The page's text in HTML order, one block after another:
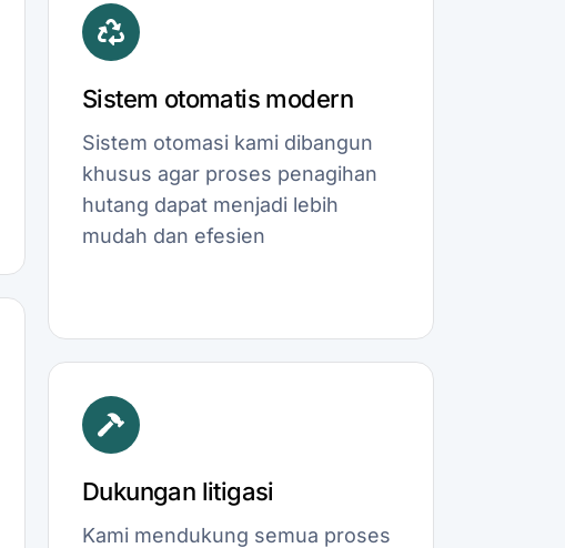
Sistem otomatis modern
Sistem otomasi kami dibangun
khusus agar proses penagihan
hutang dapat menjadi lebih
mudah dan efesien
Dukungan litigasi
Kami mendukung semua proses